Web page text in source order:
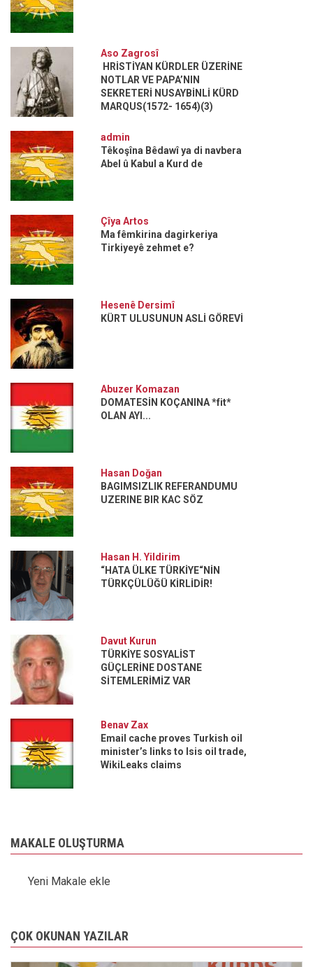
Aso Zagrosî
HRİSTİYAN KÜRDLER ÜZERİNE
NOTLAR VE PAPA’NIN
SEKRETERİ NUSAYBİNLİ KÜRD
MARQUS(1572- 1654)(3)
admin
Têkoşîna Bêdawî ya di navbera
Abel û Kabul a Kurd de
Çîya Artos
Ma fêmkirina dagirkeriya
Tirkiyeyê zehmet e?
Hesenê Dersimî
KÜRT ULUSUNUN ASLİ GÖREVİ
Abuzer Komazan
DOMATESİN KOÇANINA *fit*
OLAN AYI...
Hasan Doğan
BAGIMSIZLIK REFERANDUMU
UZERINE BIR KAC SÖZ
Hasan H. Yildirim
“HATA ÜLKE TÜRKİYE“NİN
TÜRKÇÜLÜĞÜ KİRLİDİR!
Davut Kurun
TÜRKİYE SOSYALİST
GÜÇLERİNE DOSTANE
SİTEMLERİMİZ VAR
Benav Zax
Email cache proves Turkish oil
minister’s links to Isis oil trade,
WikiLeaks claims
MAKALE OLUŞTURMA
Yeni Makale ekle
ÇOK OKUNAN YAZILAR